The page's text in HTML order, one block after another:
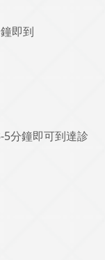
即到
分鐘即可到達診